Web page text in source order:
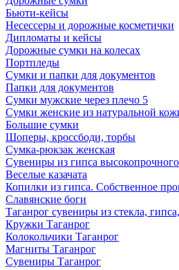
Бьюти-кейсы
Несессеры и дорожные косметички
Дипломаты и кейсы
Дорожные сумки на колесах
Портпледы
Сумки и папки для документов
Папки для документов
Сумки мужские через плечо 5
Сумки женские из натуральной
Большие сумки
Шоперы, кроссбоди, торбы
Сумка-рюкзак женская
Сувениры из гипса высокопрочного
Веселые казачата
Копилки из гипса. Собственное
Славянские боги
Таганрог сувениры из стекла,
Кружки Таганрог
Колокольчики Таганрог
Магниты Таганрог
Сувениры Таганрог